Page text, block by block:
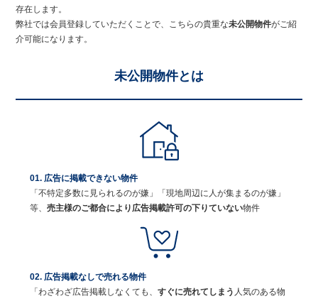
存在します。
弊社では会員登録していただくことで、こちらの貴重な未公開物件がご紹
介可能になります。
未公開物件とは
01. 広告に掲載できない物件
「不特定多数に見られるのが嫌」「現地周辺に人が集まるのが嫌」
等、売主様のご都合により広告掲載許可の下りていない物件
02. 広告掲載なしで売れる物件
「わざわざ広告掲載しなくても、すぐに売れてしまう 人気のある物